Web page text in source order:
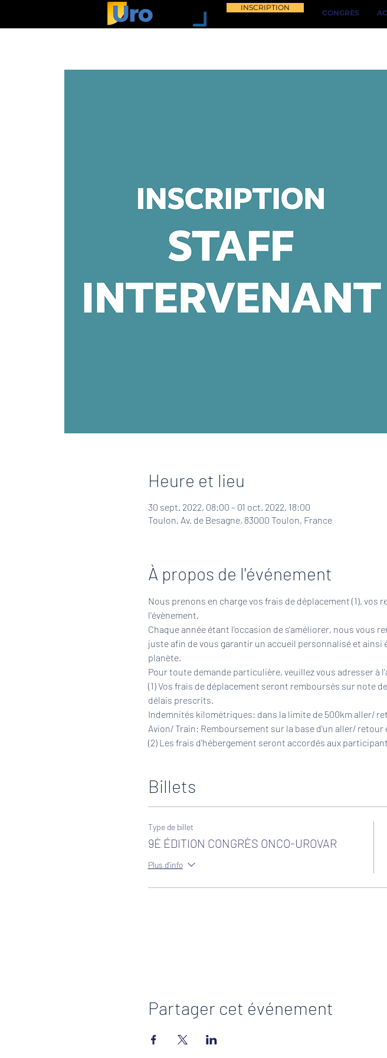
CONGRÈS
INSCRIPTION
Heure et lieu
30 sept. 2022, 08:00 – 01 oct. 2022, 18:00
Toulon, Av. de Besagne, 83000 Toulon, France
À propos de l'événement
Nous prenons en charge vos frais de déplacement (1),
l'évènement.
Chaque année étant l'occasion de s'améliorer, nous vous
juste afin de vous garantir un accueil personnalisé et
planète.
Pour toute demande particulière, veuillez vous adresser
(1) Vos frais de déplacement seront remboursés sur note
délais prescrits.
Indemnités kilométriques: dans la limite de 500km aller/
Avion/ Train: Remboursement sur la base d'un aller/ retour
(2) Les frais d'hébergement seront accordés aux
Billets
Type de billet
9È ÉDITION CONGRÈS ONCO-UROVAR
Plus d'info
Partager cet événement